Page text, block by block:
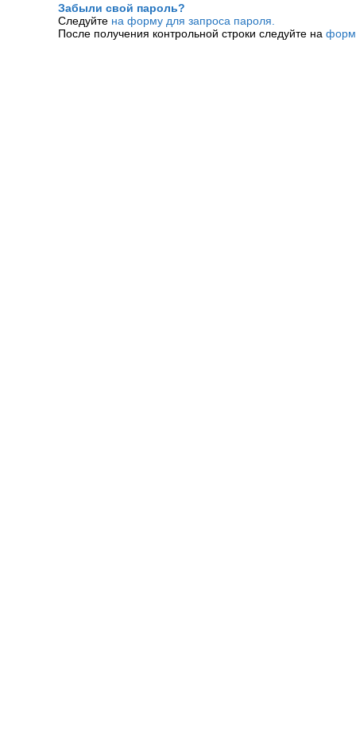
Забыли свой пароль?
Следуйте на форму для запроса пароля.
После получения контрольной строки следуйте на